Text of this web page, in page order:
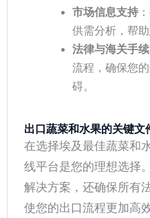
市场信息支持
供需分析，帮
法律与海关手
流程，确保您
碍。
出口蔬菜和水果的关键文
在选择埃及最佳蔬菜和
线平台是您的理想选择
解决方案，还确保所有
使您的出口流程更加高